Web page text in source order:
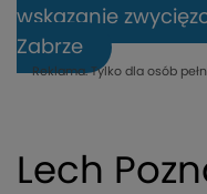
wskazanie
Zabrze
Reklama. Tylko dla osób
Lech